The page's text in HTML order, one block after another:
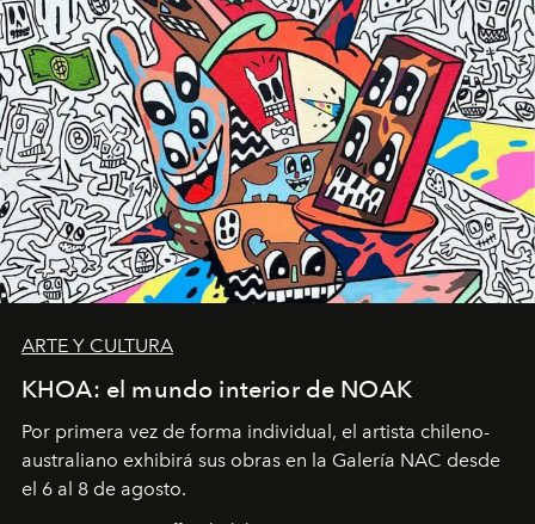
ARTE Y CULTURA
KHOA: el mundo interior de NOAK
Por primera vez de forma individual, el artista chileno-
australiano exhibirá sus obras en la Galería NAC desde
el 6 al 8 de agosto.